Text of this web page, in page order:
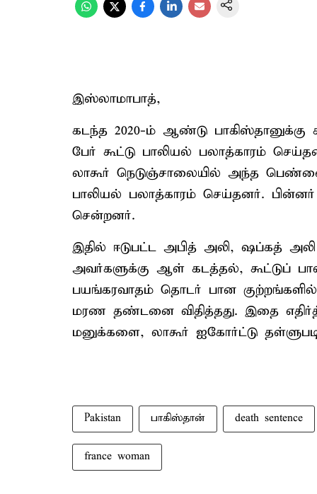
இஸ்லாமாபாத்,
கடந்த 2020-ம் ஆண்டு
பேர் கூட்டு பாலியல் பலாத்காரம்
லாகூர் நெடுஞ்சாலையில் அந்த
பாலியல் பலாத்காரம் செய்தனர்.
சென்றனர்.
இதில் ஈடுபட்ட அபித் அலி, ஷப்கத்
அவர்களுக்கு ஆள் கடத்தல், கூட்டுப்
பயங்கரவாதம் தொடர் பான குற்றங்களில்
மரண தண்டனை விதித்தது. இதை
மனுக்களை, லாகூர் ஐகோர்ட்டு
Pakistan பாகிஸ்தான் death sentence
france woman